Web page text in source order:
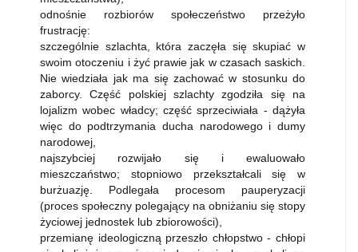
odnośnie rozbiorów społeczeństwo przeżyło
frustrację:
szczególnie szlachta, która zaczęła się skupiać w
swoim otoczeniu i żyć prawie jak w czasach saskich.
Nie wiedziała jak ma się zachować w stosunku do
zaborcy. Część polskiej szlachty zgodziła się na
lojalizm wobec władcy; część sprzeciwiała - dążyła
więc do podtrzymania ducha narodowego i dumy
narodowej,
najszybciej rozwijało się i ewaluowało
mieszczaństwo; stopniowo przekształcali się w
burżuazję. Podlegała procesom pauperyzacji
(proces społeczny polegający na obniżaniu się stopy
życiowej jednostek lub zbiorowości),
przemianę ideologiczną przeszło chłopstwo - chłopi